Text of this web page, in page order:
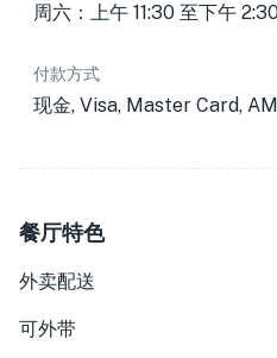
周六：上午 11:30 至下午
付款方式
现金, Visa, Master Card,
餐厅特色
外卖配送
可外带